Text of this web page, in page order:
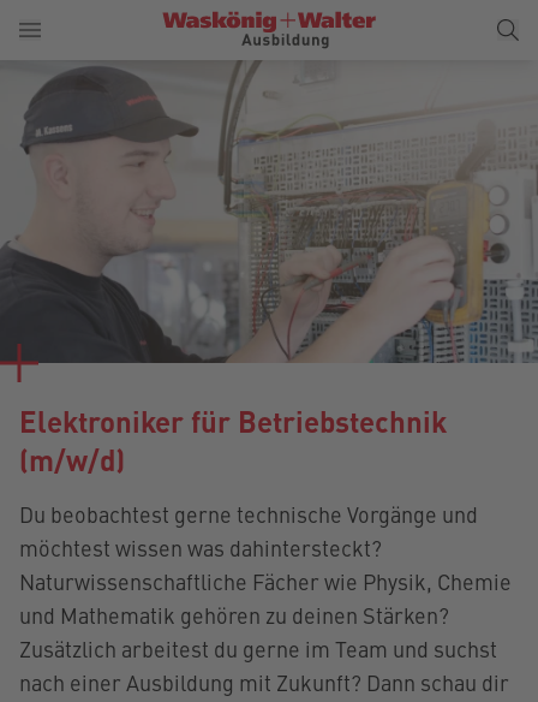
Elektroniker für Betriebstechnik
(m/w/d)
Du beobachtest gerne technische Vorgänge und
möchtest wissen was dahintersteckt?
Naturwissenschaftliche Fächer wie Physik, Chemie
und Mathematik gehören zu deinen Stärken?
Zusätzlich arbeitest du gerne im Team und suchst
nach einer Ausbildung mit Zukunft? Dann schau dir